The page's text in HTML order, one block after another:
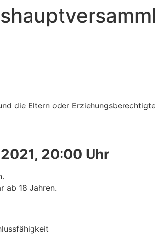
die Eltern oder
20:00 Uhr
ab 18 Jahren.